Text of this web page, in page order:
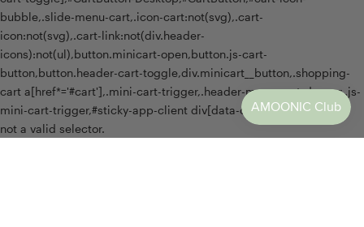
konfigurieren Sie Ihren Traumring.
Ihr Unikat Ring in Gold und Blau
Machen Sie Ihren Geschenkmoment zu einem
einzigartigen Erlebnis und gravieren Sie Ihren
bubble,.slide-menu-cart,.icon-cart:not(svg),.cart-
icon:not(svg),.cart-link:not(div.header-
icons):not(ul),button.minicart-open,button.js-cart-
button,button.header-cart-toggle,div.minicart__button,.shopping-
cart a[href*='#cart'],.mini-cart-trigger,.header-menu-cart-drawer,.js-
mini-cart-trigger,#sticky-app-client div[data-cl='sticky-button']' is
not a valid selector.